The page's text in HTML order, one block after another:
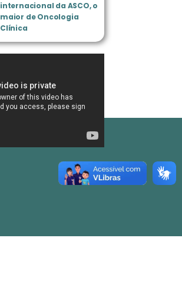
internacional da ASCO, o
maior de Oncologia
Clínica